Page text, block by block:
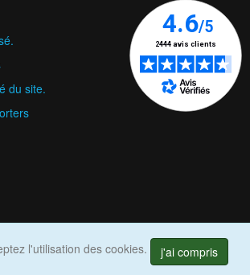
du site.
l'utilisation des cookies.
j'ai compris